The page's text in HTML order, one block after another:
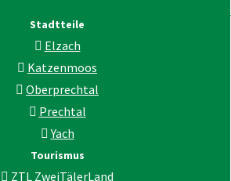
Stadtteile
Elzach
Katzenmoos
Oberprechtal
Prechtal
Yach
Tourismus
ZTL ZweiTälerLand